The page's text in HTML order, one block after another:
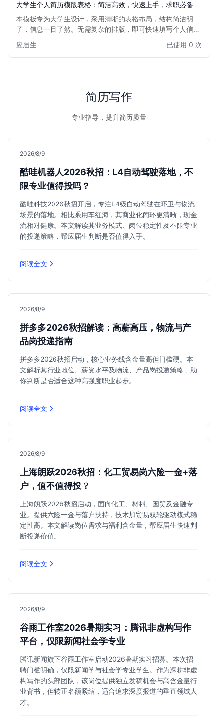
大学生个人简历模版表格：简洁高效，快速上手，求职必备
本模板专为大学生设计，采用清晰的表格布局，结构简洁明
了，信息一目了然。无需复杂的排版，即可快速填写个人信
生高效制作专业简历，提升求职竞争力。适用于应届毕业生、
实习生以及所有需要简洁高效简历的大学生求职者。
应届生 已使用 0 次
简历写作
专业指导，提升简历质量
2026/8/9
酷哇机器人2026秋招：L4自动驾驶落地，不
限专业值得投吗？
酷哇科技2026秋招开启，专注L4级自动驾驶在环卫与物流
场景的落地。相比乘用车红海，其商业化闭环更清晰，现金
流相对健康。本文解读其业务模式、岗位稳定性及不限专业
的投递策略，帮应届生判断是否值得入手。
阅读全文
2026/8/9
拼多多2026秋招解读：高薪高压，物流与产
品岗投递指南
拼多多2026秋招启动，核心业务线含金量高但门槛硬。本
文解析其行业地位、薪资水平及物流、产品岗投递策略，助
你判断是否适合这种高强度职业起步。
阅读全文
2026/8/9
上海朗跃2026秋招：化工贸易岗六险一金+落
户，值不值得投？
上海朗跃2026秋招启动，面向化工、材料、国贸及金融专
业。提供六险一金与落户扶持，技术加贸易双轮驱动模式稳
定性高。本文解读岗位需求与福利含金量，帮应届生快速判
断投递价值。
阅读全文
2026/8/9
谷雨工作室2026暑期实习：腾讯非虚构写作
平台，仅限新闻社会学专业
腾讯新闻旗下谷雨工作室启动2026暑期实习招募。本次招
聘门槛明确，仅限新闻学与社会学专业学生。作为深耕非虚
构写作的头部团队，该岗位提供独立发稿机会与高含金量行
业背书，但转正名额紧缩，适合追求深度报道的垂直领域人
才。